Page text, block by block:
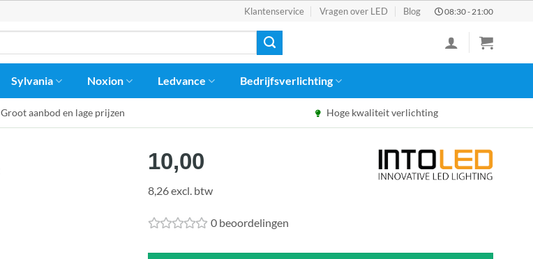
Klantenservice Vragen over LED Blog 08:30 - 21:00
Sylvania Noxion Ledvance Bedrijfsverlichting
Groot aanbod en lage prijzen Hoge kwaliteit verlichting
10,00
8,26 excl. btw
0 beoordelingen